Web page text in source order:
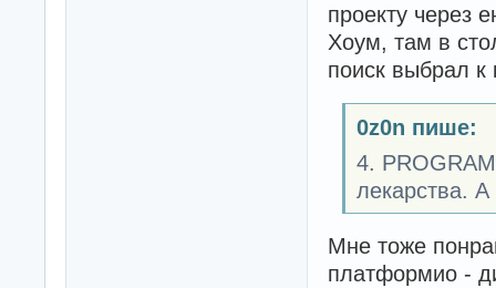
проекту через
Хоум, там в
поиск выбрал к
0z0n пише:
4.
лекарства. А
Мне тоже
платформио -